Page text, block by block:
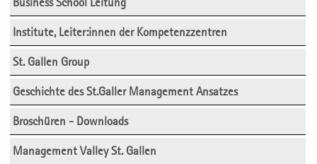
Institute, Leiter:innen der Kompetenzzentren
St. Gallen Group
Geschichte des St.Galler Management Ansatzes
Broschüren - Downloads
Management Valley St. Gallen